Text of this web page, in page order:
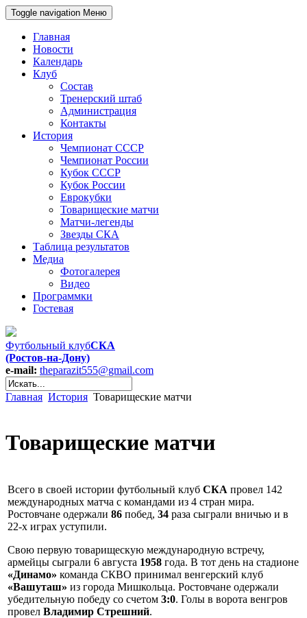
Toggle navigation Меню
Главная
Новости
Календарь
Клуб
Состав
Тренерский штаб
Администрация
Контакты
История
Чемпионат СССР
Чемпионат России
Кубок СССР
Кубок России
Еврокубки
Товарищеские матчи
Матчи-легенды
Звезды СКА
Таблица результатов
Медиа
Фотогалерея
Видео
Программки
Гостевая
Футбольный клубСКА
(Ростов-на-Дону)
e-mail: theparazit555@gmail.com
Главная История Товарищеские матчи
Товарищеские матчи
Всего в своей истории футбольный клуб СКА провел 142
международных матча с командами из 4 стран мира.
Ростовчане одержали 86 побед, 34 раза сыграли вничью и в
22-х играх уступили.
Свою первую товарищескую международную встречу,
армейцы сыграли 6 августа 1958 года. В тот день на стадионе
«Динамо» команда СКВО принимал венгерский клуб
«Вашуташ» из города Мишкольца. Ростовчане одержали
убедительную победу со счетом 3:0. Голы в ворота венгров
провел Владимир Стрешний.